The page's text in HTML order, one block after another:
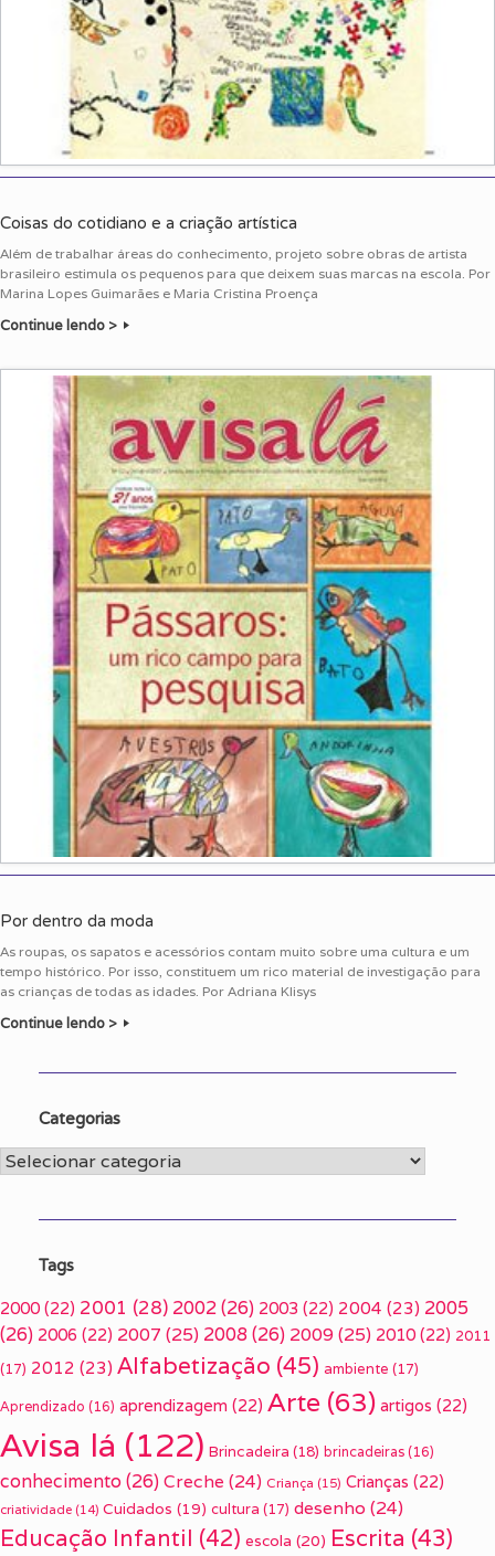
Coisas do cotidiano e a criação artística
Além de trabalhar áreas do conhecimento, projeto sobre obras de artista
brasileiro estimula os pequenos para que deixem suas marcas na escola. Por
Marina Lopes Guimarães e Maria Cristina Proença
Continue lendo >
Por dentro da moda
As roupas, os sapatos e acessórios contam muito sobre uma cultura e um
tempo histórico. Por isso, constituem um rico material de investigação para
as crianças de todas as idades. Por Adriana Klisys
Continue lendo >
Categorias
Categorias
Tags
2000 (22) 2001 (28) 2002(26) 2003 (22) 2004 (23) 2005
(26) 2006 (22) 2007 (25) 2008(26) 2009(25) 2010 (22) 2011
(17) 2012 (23) Alfabetização (45) ambiente (17)
Aprendizado (16) aprendizagem (22) Arte (63) artigos (22)
Avisa lá (122) Brincadeira (18) brincadeiras (16)
conhecimento(26) Creche (24) Criança (15) Crianças (22)
criatividade (14) Cuidados (19) cultura (17) desenho (24)
Educação Infantil (42) escola (20) Escrita (43)